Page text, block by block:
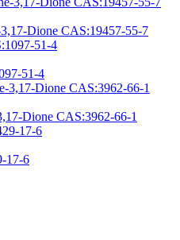
Dione CAS:19457-55-7
51-4
Dione CAS:3962-66-1
17-6